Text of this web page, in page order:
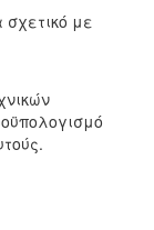
σχετικό με